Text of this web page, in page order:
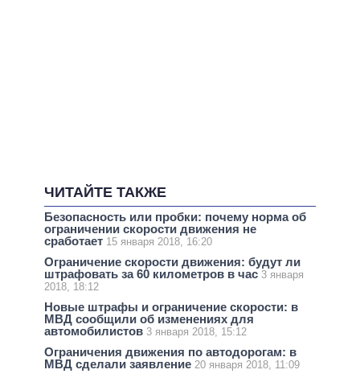
ЧИТАЙТЕ ТАКЖЕ
Безопасность или пробки: почему норма об
ограничении скорости движения не
сработает 15 января 2018, 16:20
Ограничение скорости движения: будут ли
штрафовать за 60 километров в час 3 января
2018, 18:12
Новые штрафы и ограничение скорости: в
МВД сообщили об изменениях для
автомобилистов 3 января 2018, 15:12
Ограничения движения по автодорогам: в
МВД сделали заявление 20 января 2018, 11:09